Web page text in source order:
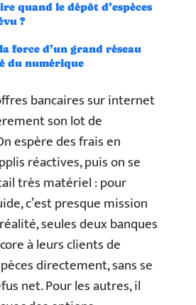
quand le dépôt d’espèces
?
force d’un grand réseau
du numérique
bancaires sur internet
son lot de
espère des frais en
réactives, puis on se
très matériel : pour
c’est presque mission
seules deux banques
à leurs clients de
directement, sans se
net. Pour les autres, il